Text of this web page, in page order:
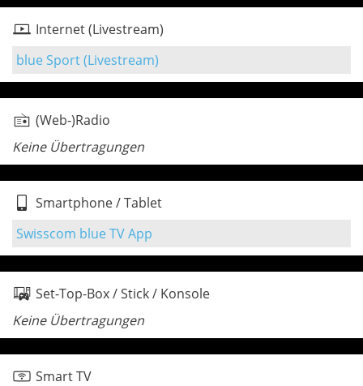
Internet (Livestream)
blue Sport (Livestream)
(Web-)Radio
Keine Übertragungen
Smartphone / Tablet
Swisscom blue TV App
Set-Top-Box / Stick / Konsole
Keine Übertragungen
Smart TV